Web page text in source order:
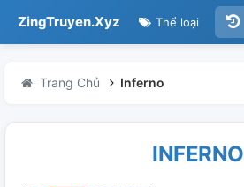
ZingTruyen.Xyz Thể loại
Trang Chủ Inferno
INFERNO